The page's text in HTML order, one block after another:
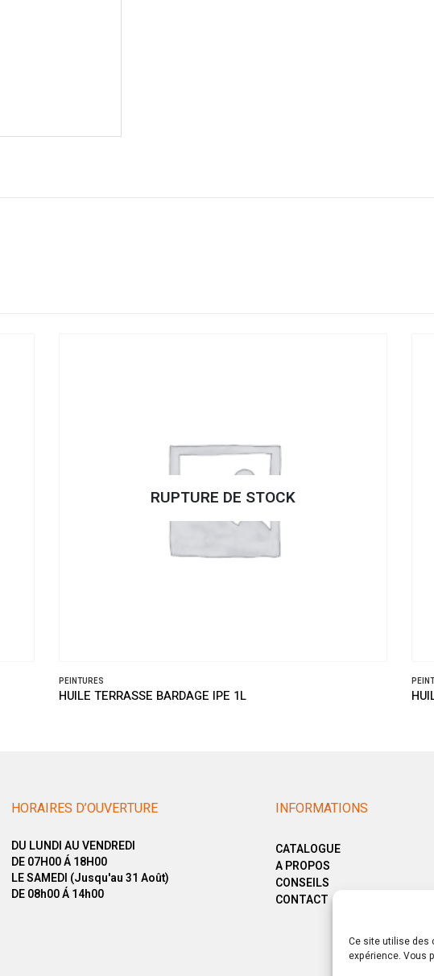
Ce site utilise des
expérience. Vous
RUPTURE DE STOCK
PEINTURES
HUILE TERRASSE BARDAGE IPE 1L
HORAIRES D’OUVERTURE
DU LUNDI AU VENDREDI
DE 07H00 Á 18H00
LE SAMEDI (Jusqu'au 31 Août)
DE 08h00 Á 14h00
INFORMATIONS
CATALOGUE
A PROPOS
CONSEILS
CONTACT